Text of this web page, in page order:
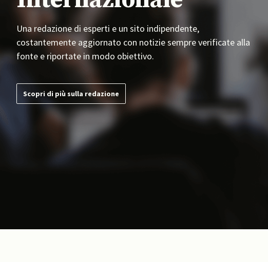
Una redazione di esperti e un sito indipendente,
costantemente aggiornato con notizie sempre verificate alla
fonte e riportate in modo obiettivo.
Scopri di più sulla redazione